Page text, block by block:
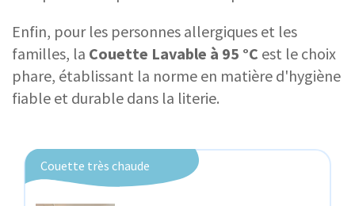
Enfin, pour les personnes allergiques et les
familles, la Couette Lavable à 95 °C est le choix
phare, établissant la norme en matière d'hygiène
fiable et durable dans la literie.
Couette très chaude